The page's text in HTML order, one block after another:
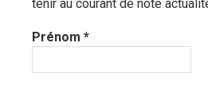
tenir au courant de note
Prénom *